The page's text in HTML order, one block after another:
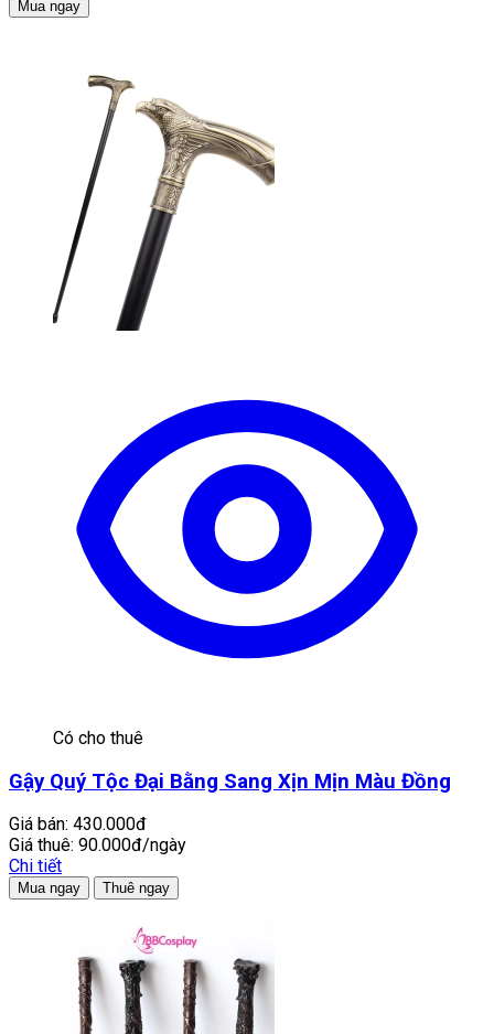
Mua ngay
Có cho thuê
Gậy Quý Tộc Đại Bằng Sang Xịn Mịn Màu Đồng
Giá bán: 430.000đ
Giá thuê: 90.000đ/ngày
Chi tiết
Mua ngay Thuê ngay